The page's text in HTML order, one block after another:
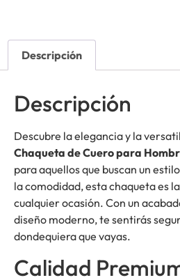
Descripción
Descripción
Descubre la elegancia y la
Chaqueta de Cuero para
para aquellos que buscan un
la comodidad, esta chaqueta es
cualquier ocasión. Con un
diseño moderno, te sentirás
dondequiera que vayas.
Calidad